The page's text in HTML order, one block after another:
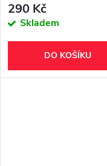
290 Kč
Skladem
DO KOŠÍKU